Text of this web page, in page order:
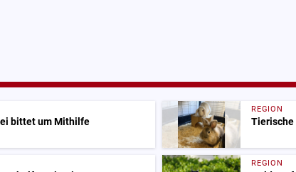
bittet um Mithilfe
REGION
Tierische
REGION